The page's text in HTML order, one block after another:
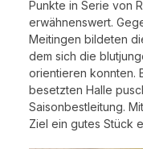
Punkte in Serie von
erwähnenswert.
Meitingen bildeten
dem sich die
orientieren konnten.
besetzten Halle
Saisonbestleitung.
Ziel ein gutes Stück